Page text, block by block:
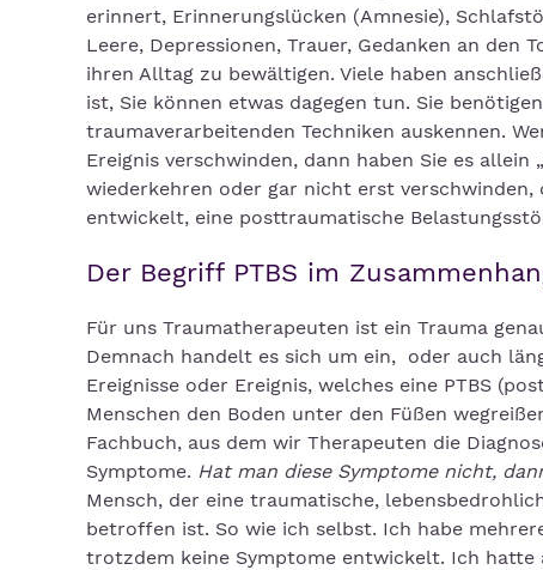
erinnert, Erinnerungslücken (Amnesie),
Leere, Depressionen, Trauer, Gedanken an den
ihren Alltag zu bewältigen. Viele haben
ist, Sie können etwas dagegen tun. Sie
traumaverarbeitenden Techniken auskennen.
Ereignis verschwinden, dann haben Sie es
wiederkehren oder gar nicht erst verschwinden,
entwickelt, eine posttraumatische
Der Begriff PTBS im
Für uns Traumatherapeuten ist ein Trauma
Demnach handelt es sich um ein, oder auch
Ereignisse oder Ereignis, welches eine PTBS
Menschen den Boden unter den Füßen
Fachbuch, aus dem wir Therapeuten die
Symptome. Hat man diese Symptome nicht,
Mensch, der eine traumatische,
betroffen ist. So wie ich selbst. Ich habe
trotzdem keine Symptome entwickelt. Ich hatte